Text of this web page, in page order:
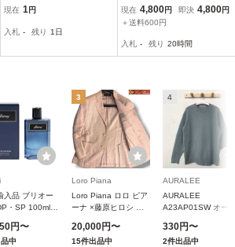
ター ニット メンズ 長袖
コート シンプル 開襟 柔
現在 1円
入札 - 残り 1日
ORGE】Safari掲載◎!!定
価1.5万 ダファーオブセン
YE FADE COLOR KNIT
現在 4,800円 即決 4,800円
＋送料600円
入札 - 残り 20時間
入品 ブリオー
・SP 100ml
新品 未使用
円〜
中
3
Loro Piana
Loro Piana ロロ ピア
ーナ ×藤原ヒロシ オ
ヤ100% ブルー系 メ
ンズ
20,000円〜
15件出品中
4
AURALEE
AURALEE
A23AP01SW オー
メリノウール ニット
セーター size 4
330円〜
2件出品中